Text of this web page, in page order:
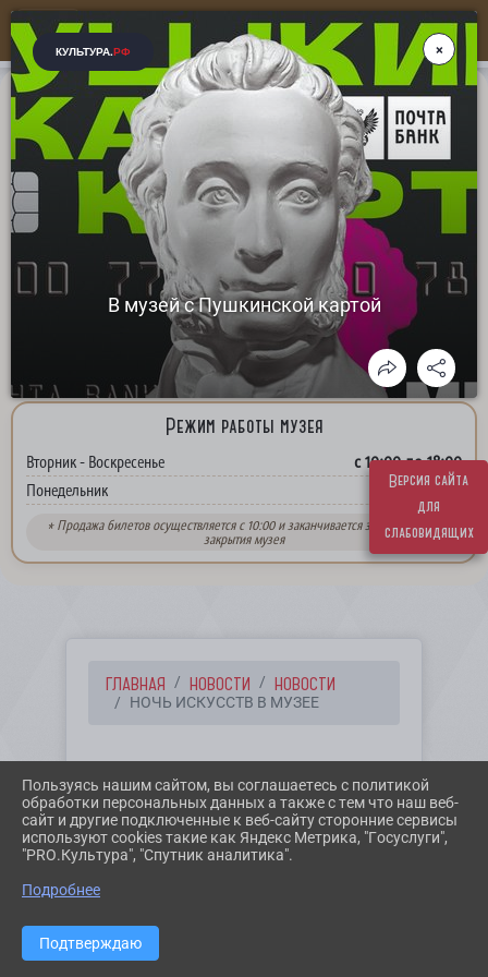
Версия сайта
для
слабовидящих
Больше, чем музей...
ГБУК СК "Ессентукский историко-краеведческий
музей им. В. П. Шпаковского"
адрес: Ставропольский край, г. Ессентуки, ул. Кисловодская, д. 5
Телефон для справок: +7(87934) 66-44-1,8(928)632-49-49
Режим работы музея
Вторник - Воскресенье с 10:00 до 18:00
Понедельник выходной
* Продажа билетов осуществляется с 10:00 и заканчивается за 30 минут до
закрытия музея
ГЛАВНАЯ НОВОСТИ НОВОСТИ
НОЧЬ ИСКУССТВ В МУЗЕЕ
НОЧЬ ИСКУССТВ В МУЗЕЕ
Пользуясь нашим сайтом, вы соглашаетесь с политикой
обработки персональных данных а также с тем что наш веб-
сайт и другие подключенные к веб-сайту сторонние сервисы
используют cookies такие как Яндекс Метрика, "Госуслуги",
"PRO.Культура", "Спутник аналитика".
Подробнее
Подтверждаю